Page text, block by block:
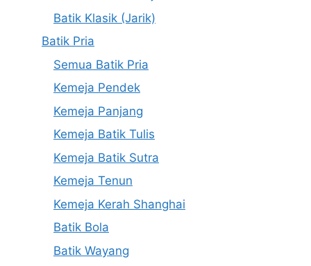
Batik Klasik (Jarik)
Batik Pria
Semua Batik Pria
Kemeja Pendek
Kemeja Panjang
Kemeja Batik Tulis
Kemeja Batik Sutra
Kemeja Tenun
Kemeja Kerah Shanghai
Batik Bola
Batik Wayang